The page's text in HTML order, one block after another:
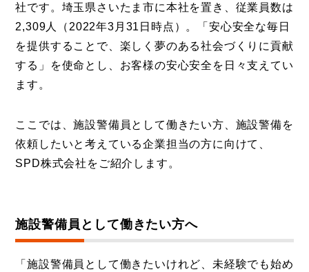
社です。埼玉県さいたま市に本社を置き、従業員数は
2,309人（2022年3月31日時点）。「安心安全な毎日
を提供することで、楽しく夢のある社会づくりに貢献
する」を使命とし、お客様の安心安全を日々支えてい
ます。
ここでは、施設警備員として働きたい方、施設警備を
依頼したいと考えている企業担当の方に向けて、
SPD株式会社をご紹介します。
施設警備員として働きたい方へ
「施設警備員として働きたいけれど、未経験でも始め